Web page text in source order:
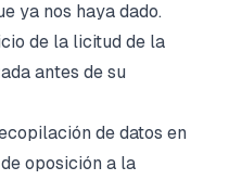
ya nos haya dado.
de la licitud de la
antes de su
de datos en
oposición a la